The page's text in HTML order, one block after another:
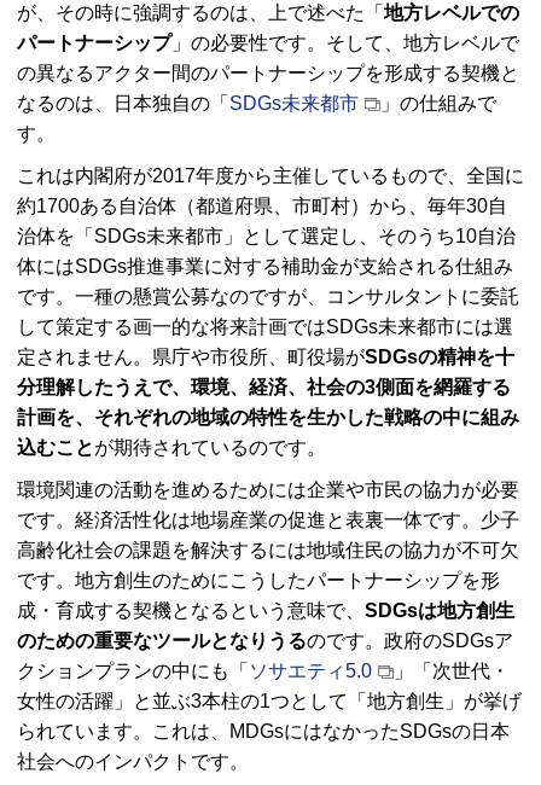
が、その時に強調するのは、上で述べた「 地方レベルでの
パートナーシップ」の必要性です。そして、地方レベルで
の異なるアクター間のパートナーシップを形成する契機と
なるのは、日本独自の「 SDGs未来都市
」の仕組みで
す。
これは内閣府が2017年度から主催しているもので、全国に
約1700ある自治体（都道府県、市町村）から、毎年30自
治体を「SDGs未来都市」として選定し、そのうち10自治
体にはSDGs推進事業に対する補助金が支給される仕組み
です。一種の懸賞公募なのですが、コンサルタントに委託
して策定する画一的な将来計画ではSDGs未来都市には選
定されません。県庁や市役所、町役場がSDGsの精神を十
分理解したうえで、環境、経済、社会の3側面を網羅する
計画を、それぞれの地域の特性を生かした戦略の中に組み
込むことが期待されているのです。
環境関連の活動を進めるためには企業や市民の協力が必要
です。経済活性化は地場産業の促進と表裏一体です。少子
高齢化社会の課題を解決するには地域住民の協力が不可欠
です。地方創生のためにこうしたパートナーシップを形
成・育成する契機となるという意味で、 SDGsは地方創生
のための重要なツールとなりうるのです。政府のSDGsア
クションプランの中にも「 ソサエティ5.0
」「次世代・
女性の活躍」と並ぶ3本柱の1つとして「地方創生」が挙げ
られています。これは、MDGsにはなかったSDGsの日本
社会へのインパクトです。